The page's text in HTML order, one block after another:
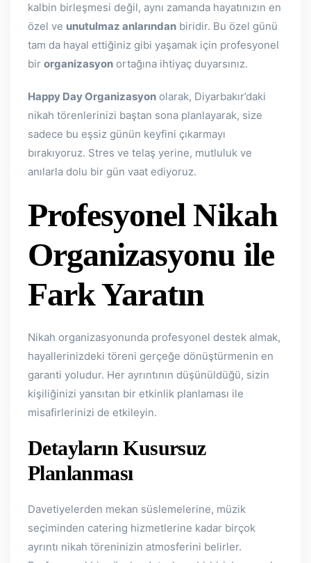
kalbin birleşmesi değil, aynı zamanda hayatınızın en
özel ve unutulmaz anlarından biridir. Bu özel günü
tam da hayal ettiğiniz gibi yaşamak için profesyonel
bir organizasyon ortağına ihtiyaç duyarsınız.
Happy Day Organizasyon olarak, Diyarbakır’daki
nikah törenlerinizi baştan sona planlayarak, size
sadece bu eşsiz günün keyfini çıkarmayı
bırakıyoruz. Stres ve telaş yerine, mutluluk ve
anılarla dolu bir gün vaat ediyoruz.
Profesyonel Nikah
Organizasyonu ile
Fark Yaratın
Nikah organizasyonunda profesyonel destek almak,
hayallerinizdeki töreni gerçeğe dönüştürmenin en
garanti yoludur. Her ayrıntının düşünüldüğü, sizin
kişiliğinizi yansıtan bir etkinlik planlaması ile
misafirlerinizi de etkileyin.
Detayların Kusursuz
Planlanması
Davetiyelerden mekan süslemelerine, müzik
seçiminden catering hizmetlerine kadar birçok
ayrıntı nikah töreninizin atmosferini belirler.